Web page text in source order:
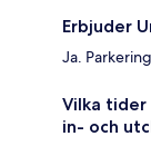
Erbjuder
Ja.
Vilka tider
in- och